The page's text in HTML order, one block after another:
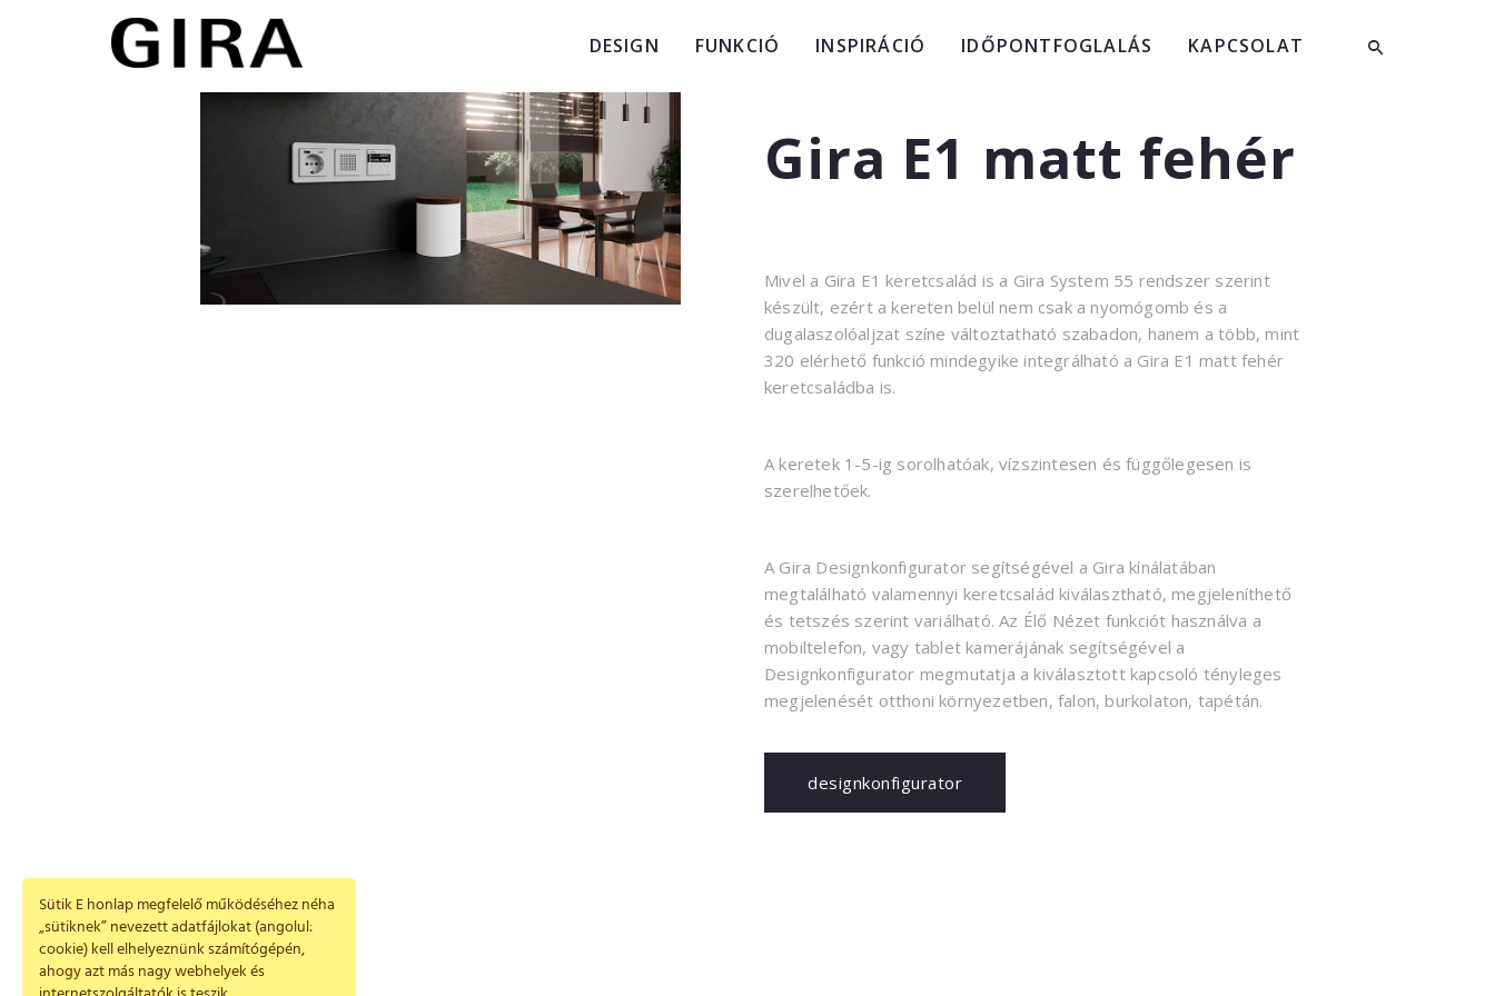
DESIGN FUNKCIÓ INSPIRÁCIÓ IDŐPONTFOGLALÁS KAPCSOLAT
Gira E1 matt fehér
Mivel a Gira E1 keretcsalád is a Gira System 55 rendszer szerint
készült, ezért a kereten belül nem csak a nyomógomb és a
dugalaszolóaljzat színe változtatható szabadon, hanem a több, mint
320 elérhető funkció mindegyike integrálható a Gira E1 matt fehér
keretcsaládba is.
A keretek 1-5-ig sorolhatóak, vízszintesen és függőlegesen is
szerelhetőek.
A Gira Designkonfigurator segítségével a Gira kínálatában
megtalálható valamennyi keretcsalád kiválasztható, megjeleníthető
és tetszés szerint variálható. Az Élő Nézet funkciót használva a
mobiltelefon, vagy tablet kamerájának segítségével a
Designkonfigurator megmutatja a kiválasztott kapcsoló tényleges
megjelenését otthoni környezetben, falon, burkolaton, tapétán.
designkonfigurator
Sütik E honlap megfelelő működéséhez néha
„sütiknek” nevezett adatfájlokat (angolul:
cookie) kell elhelyeznünk számítógépén,
ahogy azt más nagy webhelyek és